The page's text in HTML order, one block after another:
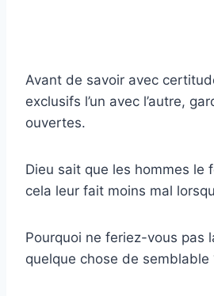
Avant de savoir avec
exclusifs l’un avec l’autre,
ouvertes.
Dieu sait que les hommes le
cela leur fait moins mal
Pourquoi ne feriez-vous pas
quelque chose de semblable